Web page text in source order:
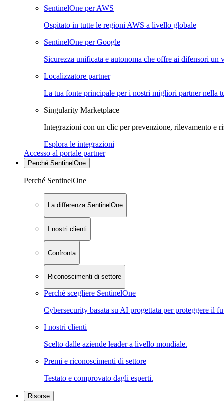
SentinelOne per AWS
Ospitato in tutte le regioni AWS a livello globale
SentinelOne per Google
Sicurezza unificata e autonoma che offre ai difensori un
Localizzatore partner
La tua fonte principale per i nostri migliori partner nella
Singularity Marketplace
Integrazioni con un clic per prevenzione, rilevamento e
Esplora le integrazioni
Accesso al portale partner
Perché SentinelOne
Perché SentinelOne
La differenza SentinelOne
I nostri clienti
Confronta
Riconoscimenti di settore
Perché scegliere SentinelOne
Cybersecurity basata su AI progettata per proteggere il
I nostri clienti
Scelto dalle aziende leader a livello mondiale.
Premi e riconoscimenti di settore
Testato e comprovato dagli esperti.
Risorse